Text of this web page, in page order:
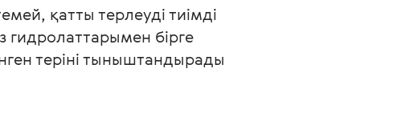
қатты терлеуді тиімді
бірге
теріні тыныштандырады